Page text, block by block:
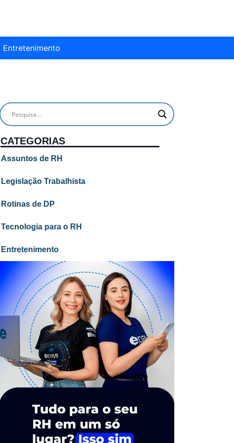
Entretenimento
CATEGORIAS
Assuntos de RH
Legislação Trabalhista
Rotinas de DP
Tecnologia para o RH
Entretenimento